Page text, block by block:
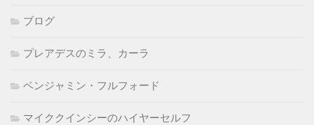
ブログ
プレアデスのミラ、カーラ
ベンジャミン・フルフォード
マイククインシーのハイヤーセルフ